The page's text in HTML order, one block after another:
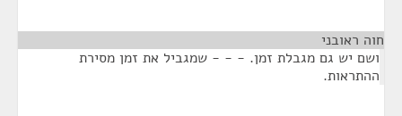
חוה ראובני
ושם יש גם מגבלת זמן. - - - שמגביל את זמן מסירת
ההתראות.